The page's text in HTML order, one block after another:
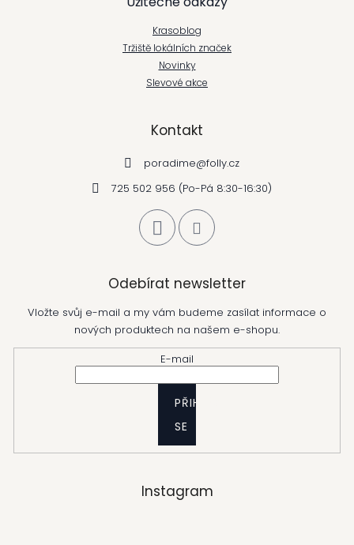
Krasoblog
Tržiště lokálních značek
Novinky
Slevové akce
Kontakt
poradime@folly.cz
725 502 956 (Po-Pá 8:30-16:30)
Odebírat newsletter
Vložte svůj e-mail a my vám budeme zasílat informace o
nových produktech na našem e-shopu.
E-mail
PŘIHLÁSIT
SE
Instagram